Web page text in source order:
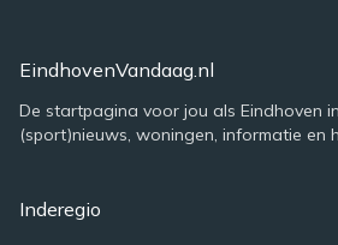
EindhovenVandaag.nl
De startpagina voor jou als Eindhoven
(sport)nieuws, woningen, informatie en
Inderegio